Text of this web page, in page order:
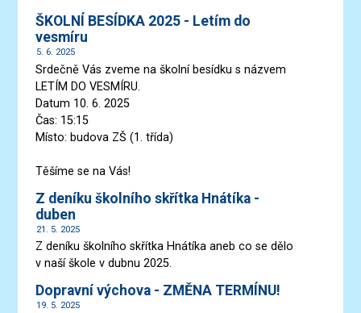
ŠKOLNÍ BESÍDKA 2025 - Letím do
vesmíru
5. 6. 2025
Srdečně Vás zveme na školní besídku s názvem
LETÍM DO VESMÍRU.
Datum 10. 6. 2025
Čas: 15:15
Místo: budova ZŠ (1. třída)
Těšíme se na Vás!
Z deníku školního skřítka Hnátíka -
duben
21. 5. 2025
Z deníku školního skřítka Hnátíka aneb co se dělo
v naší škole v dubnu 2025.
Dopravní výchova - ZMĚNA TERMÍNU!
19. 5. 2025